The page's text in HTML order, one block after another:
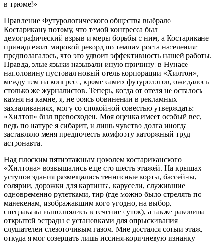
в трюме!»
Правление Футурологического общества выбрало
Костарикану потому, что темой конгресса был
демографический взрыв и меры борьбы с ним, а Костарикане
принадлежит мировой рекорд по темпам роста населения;
предполагалось, что это удвоит эффективность нашей работы.
Правда, злые языки называли иную причину: в Нунасе
наполовину пустовал новый отель корпорации «Хилтон»,
между тем на конгресс, кроме самих футурологов, ожидалось
столько же журналистов. Теперь, когда от отеля не осталось
камня на камне, я, не боясь обвинений в рекламных
захваливаниях, могу со спокойной совестью утверждать:
«Хилтон» был превосходен. Моя оценка имеет особый вес,
ведь по натуре я сибарит, и лишь чувство долга иногда
заставляло меня предпочесть комфорту каторжный труд
астронавта.
Над плоским пятиэтажным цоколем костариканского
«Хилтона» возвышались еще сто шесть этажей. На крышах
уступов здания размещались теннисные корты, бассейны,
солярии, дорожки для картинга, карусели, служившие
одновременно рулетками, тир (где можно было стрелять по
манекенам, изображавшим кого угодно, на выбор, –
спецзаказы выполнялись в течение суток), а также раковина
открытой эстрады с установками для опрыскивания
слушателей слезоточивым газом. Мне достался сотый этаж,
откуда я мог созерцать лишь иссиня-коричневую изнанку